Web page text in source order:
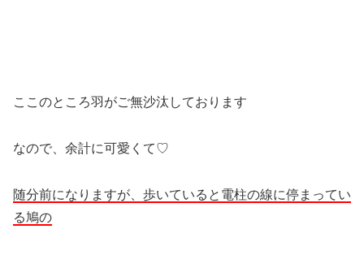
ここのところ羽がご無沙汰しております
なので、余計に可愛くて♡
随分前になりますが、歩いていると電柱の線に停まってい
る鳩の